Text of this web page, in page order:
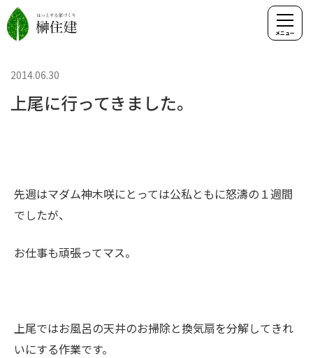
上尾に行ってきました。
2014.06.30
先週はマダム神木咲にとっては公私ともに怒濤の１週間
でしたが、
お仕事も頑張ってマス。
上尾ではお風呂の天井のお掃除と換気扇を分解してきれ
いにする作業です。